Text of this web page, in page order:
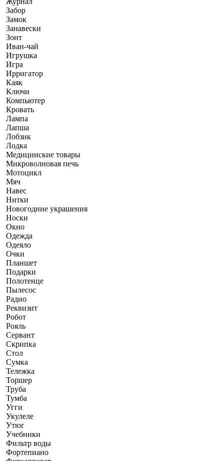
Забор
Замок
Занавески
Зонт
Иван-чай
Игрушка
Игра
Ирригатор
Каяк
Ключи
Компьютер
Кровать
Лампа
Лапша
Лобзик
Лодка
Медицинские товары
Микроволновая печь
Мотоцикл
Мяч
Навес
Нитки
Новогодние украшения
Носки
Окно
Одежда
Одеяло
Очки
Планшет
Подарки
Полотенце
Пылесос
Радио
Реквизит
Робот
Рояль
Сервант
Скрипка
Стол
Сумка
Тележка
Торшер
Труба
Тумба
Угги
Укулеле
Утюг
Учебники
Фильтр воды
Фортепиано